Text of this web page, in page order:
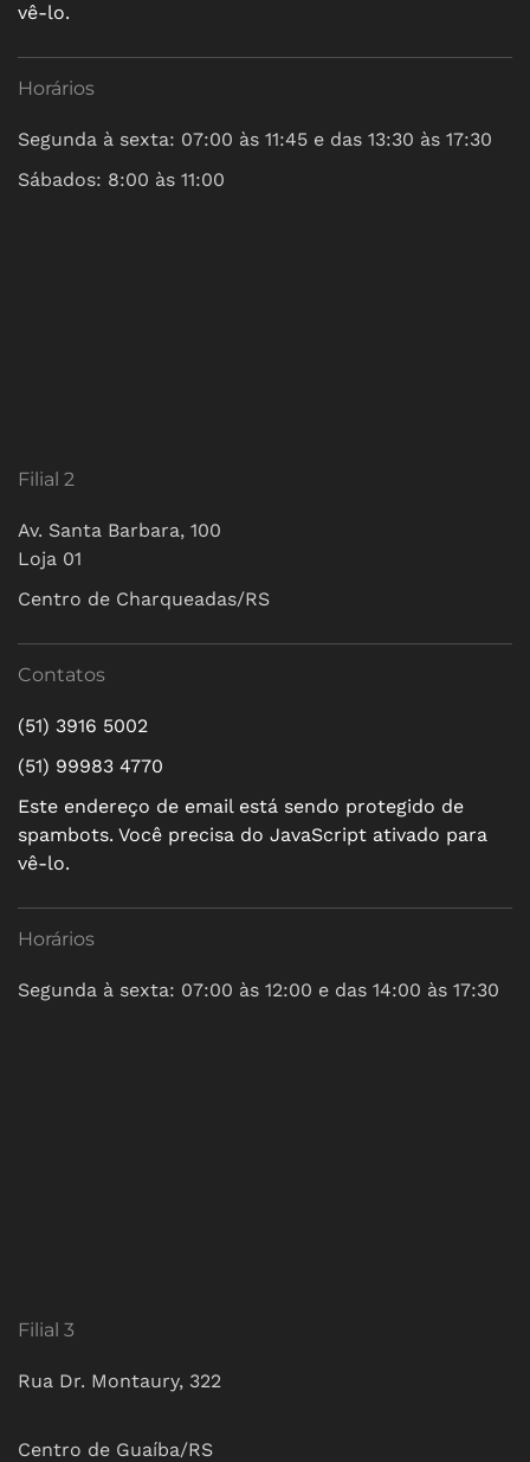
vê-lo.
Horários
Segunda à sexta: 07:00 às 11:45 e das 13:30 às 17:30
Sábados: 8:00 às 11:00
Filial 2
Av. Santa Barbara, 100
Loja 01
Centro de Charqueadas/RS
Contatos
(51) 3916 5002
(51) 99983 4770
Este endereço de email está sendo protegido de
spambots. Você precisa do JavaScript ativado para
vê-lo.
Horários
Segunda à sexta: 07:00 às 12:00 e das 14:00 às 17:30
Filial 3
Rua Dr. Montaury, 322
Centro de Guaíba/RS